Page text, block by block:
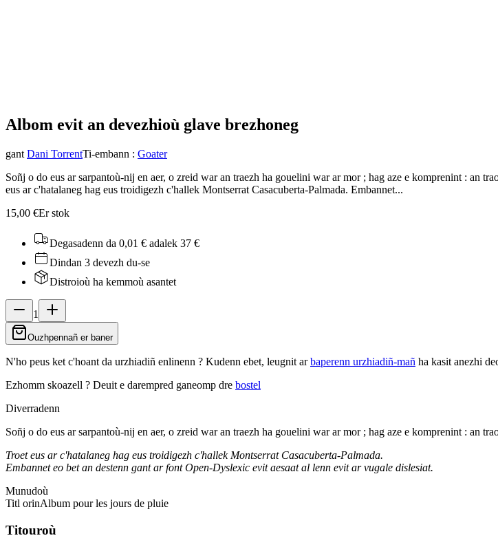
Albom evit an devezhioù glave brezhoneg
gant Dani TorrentTi-embann : Goater
Soñj o do eus ar sarpantoù-nij en aer, o zreid war an traezh ha gouelini war ar mor ; hag aze e komprenint : an
eus ar c'hatalaneg hag eus troidigezh c'hallek Montserrat Casacuberta-Palmada. Embannet...
15,00 €Er stok
Degasadenn da 0,01 € adalek 37 €
Dindan 3 devezh du-se
Distroioù ha kemmoù asantet
1
Ouzhpennañ er baner
N'ho peus ket c'hoant da urzhiadiñ enlinenn ? Kudenn ebet, leugnit arbaperenn urzhiadiñ-mañ ha kasit anezhi
Ezhomm skoazell ? Deuit e darempred ganeomp dre bostel
Diverradenn
Soñj o do eus ar sarpantoù-nij en aer, o zreid war an traezh ha gouelini war ar mor ; hag aze e komprenint : an
Troet eus ar c'hatalaneg hag eus troidigezh c'hallek Montserrat Casacuberta-Palmada.
Embannet eo bet an destenn gant ar font Open-Dyslexic evit aesaat al lenn evit ar vugale dislesiat.
Munudoù
Titl orinAlbum pour les jours de pluie
Titouroù